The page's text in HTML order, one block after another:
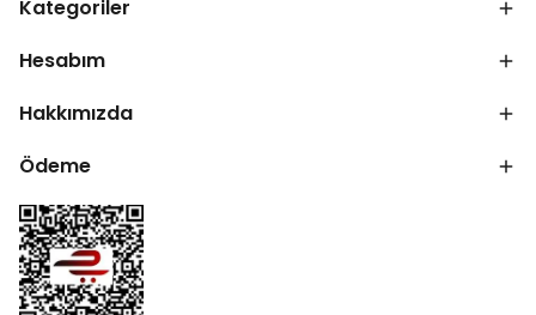
Kategoriler
Hesabım
Hakkımızda
Ödeme